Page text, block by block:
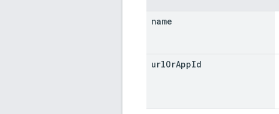
name
urlOrAppId